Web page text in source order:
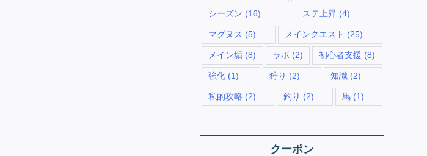
シーズン (16) ステ上昇 (4)
マグヌス (5) メインクエスト (25)
メイン垢 (8) ラボ (2) 初心者支援 (8)
強化 (1) 狩り (2) 知識 (2)
私的攻略 (2) 釣り (2) 馬(1)
クーポン